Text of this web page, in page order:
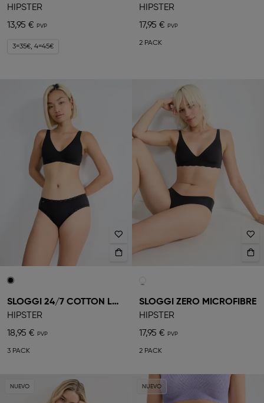
HIPSTER
13,95 €
3=35€, 4=45€
HIPSTER
17,95 €
2 PACK
SLOGGI 24/7 COTTON LACE
HIPSTER
18,95 €
3 PACK
SLOGGI ZERO MICROFIBRE
HIPSTER
17,95 €
2 PACK
NUEVO NUEVO